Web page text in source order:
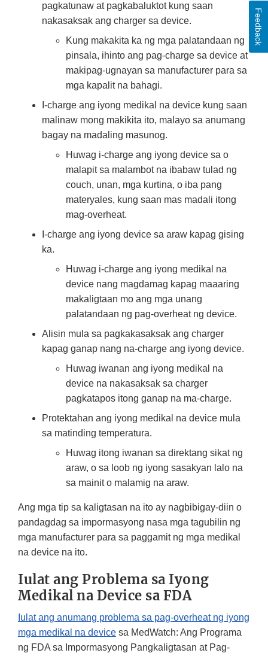
pagkatunaw at pagkabaluktot kung saan
nakasaksak ang charger sa device.
Kung makakita ka ng mga palatandaan ng
pinsala, ihinto ang pag-charge sa device at
makipag-ugnayan sa manufacturer para sa
mga kapalit na bahagi.
I-charge ang iyong medikal na device kung saan
malinaw mong makikita ito, malayo sa anumang
bagay na madaling masunog.
Huwag i-charge ang iyong device sa o
malapit sa malambot na ibabaw tulad ng
couch, unan, mga kurtina, o iba pang
materyales, kung saan mas madali itong
mag-overheat.
I-charge ang iyong device sa araw kapag gising
ka.
Huwag i-charge ang iyong medikal na
device nang magdamag kapag maaaring
makaligtaan mo ang mga unang
palatandaan ng pag-overheat ng device.
Alisin mula sa pagkakasaksak ang charger
kapag ganap nang na-charge ang iyong device.
Huwag iwanan ang iyong medikal na
device na nakasaksak sa charger
pagkatapos itong ganap na ma-charge.
Protektahan ang iyong medikal na device mula
sa matinding temperatura.
Huwag itong iwanan sa direktang sikat ng
araw, o sa loob ng iyong sasakyan lalo na
sa mainit o malamig na araw.
Ang mga tip sa kaligtasan na ito ay nagbibigay-diin o
pandagdag sa impormasyong nasa mga tagubilin ng
mga manufacturer para sa paggamit ng mga medikal
na device na ito.
Iulat ang Problema sa Iyong
Medikal na Device sa FDA
Iulat ang anumang problema sa pag-overheat ng iyong
mga medikal na device sa MedWatch: Ang Programa
ng FDA sa Impormasyong Pangkaligtasan at Pag-
Feedback